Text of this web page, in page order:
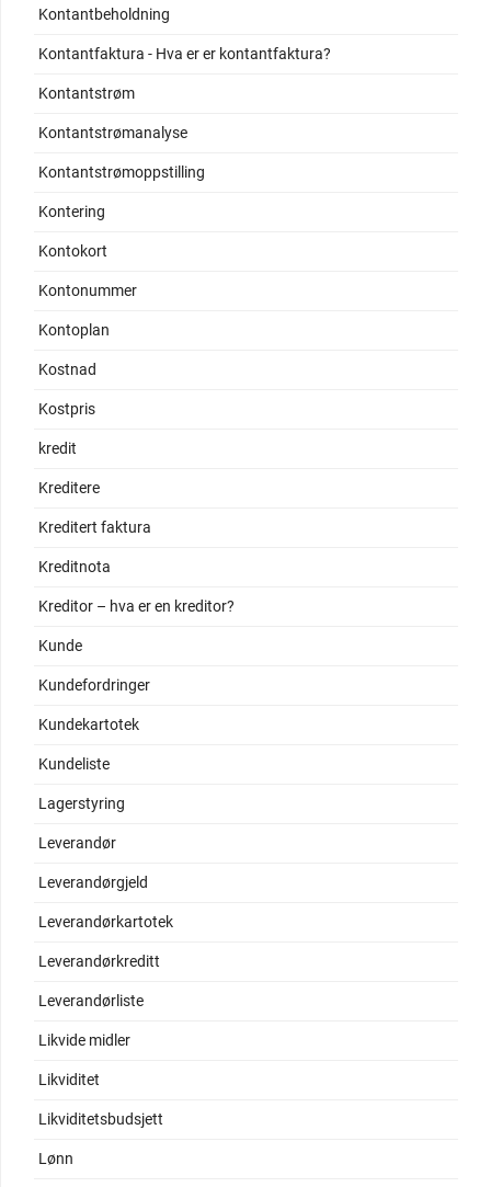
Kontantbeholdning
Kontantfaktura - Hva er er kontantfaktura?
Kontantstrøm
Kontantstrømanalyse
Kontantstrømoppstilling
Kontering
Kontokort
Kontonummer
Kontoplan
Kostnad
Kostpris
kredit
Kreditere
Kreditert faktura
Kreditnota
Kreditor – hva er en kreditor?
Kunde
Kundefordringer
Kundekartotek
Kundeliste
Lagerstyring
Leverandør
Leverandørgjeld
Leverandørkartotek
Leverandørkreditt
Leverandørliste
Likvide midler
Likviditet
Likviditetsbudsjett
Lønn